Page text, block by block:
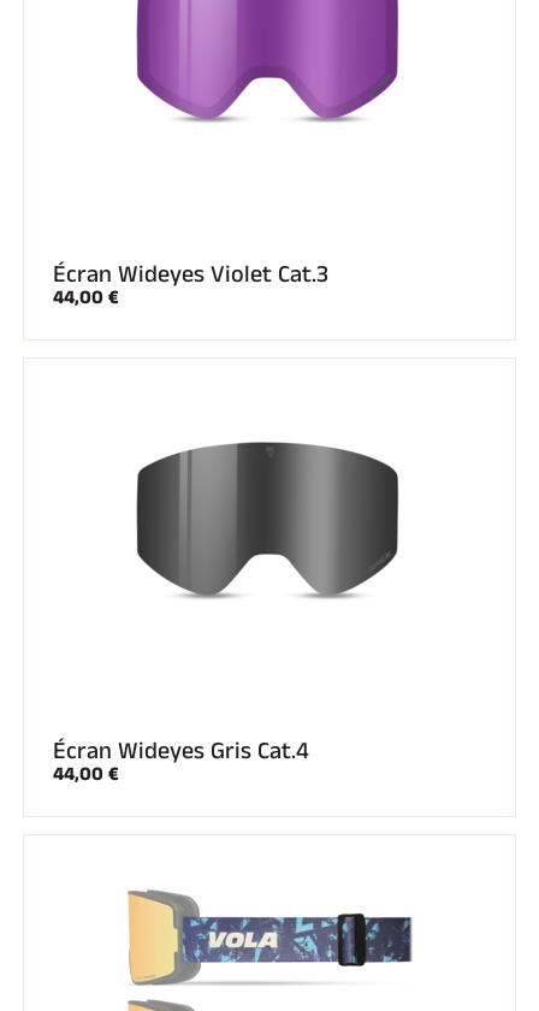
Écran Wideyes Violet Cat.3
44,00 €
Écran Wideyes Gris Cat.4
44,00 €